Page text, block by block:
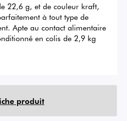
22,6 g, et de couleur kraft,
à tout type de
Apte au contact alimentaire
en colis de 2,9 kg
produit